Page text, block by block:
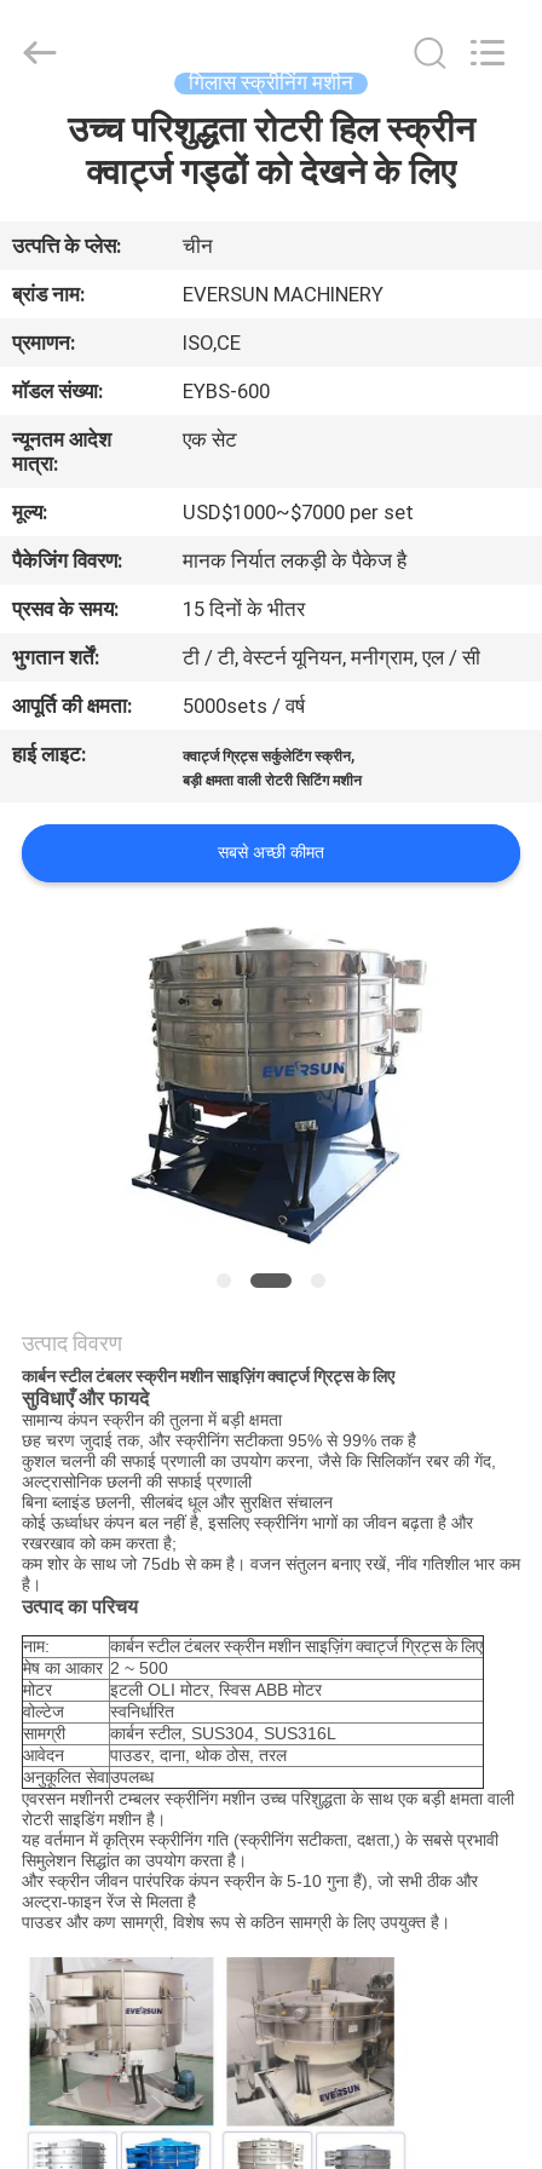
वीआर
दिखाएँ
हमारे
बारे
कारखाना
भ्रमण
गुणवत्ता
नियंत्रण
करें
नीति
गिलास स्क्रीनिंग मशीन
उच्च परिशुद्धता रोटरी हिल स्क्रीन
क्वार्ट्ज गड्ढों को देखने के लिए
उत्पत्ति के प्लेस:
चीन
ब्रांड नाम:
EVERSUN MACHINERY
प्रमाणन:
ISO,CE
मॉडल संख्या:
EYBS-600
न्यूनतम आदेश
मात्रा:
एक सेट
मूल्य:
USD$1000~$7000 per set
पैकेजिंग विवरण:
मानक निर्यात लकड़ी के पैकेज है
प्रसव के समय:
15 दिनों के भीतर
भुगतान शर्तें:
टी / टी, वेस्टर्न यूनियन, मनीग्राम, एल / सी
आपूर्ति की क्षमता:
5000sets / वर्ष
हाई लाइट:
क्वार्ट्ज ग्रिट्स सर्कुलेटिंग स्क्रीन,
बड़ी क्षमता वाली रोटरी सिटिंग मशीन
सबसे अच्छी कीमत
उत्पाद विवरण
कार्बन स्टील टंबलर स्क्रीन मशीन साइज़िंग क्वार्ट्ज ग्रिट्स के लिए
सुविधाएँ और फायदे
सामान्य कंपन स्क्रीन की तुलना में बड़ी क्षमता
छह चरण जुदाई तक, और स्क्रीनिंग सटीकता 95% से 99% तक है
कुशल चलनी की सफाई प्रणाली का उपयोग करना, जैसे कि सिलिकॉन रबर की गेंद,
अल्ट्रासोनिक छलनी की सफाई प्रणाली
बिना ब्लाइंड छलनी, सीलबंद धूल और सुरक्षित संचालन
कोई ऊर्ध्वाधर कंपन बल नहीं है, इसलिए स्क्रीनिंग भागों का जीवन बढ़ता है और
रखरखाव को कम करता है;
कम शोर के साथ जो 75db से कम है। वजन संतुलन बनाए रखें, नींव गतिशील भार कम
है।
उत्पाद का परिचय
नाम:
कार्बन स्टील टंबलर स्क्रीन मशीन साइज़िंग क्वार्ट्ज ग्रिट्स के लिए
मेष का आकार 2 ~ 500
मोटर
इटली OLI मोटर, स्विस ABB मोटर
वोल्टेज
स्वनिर्धारित
सामग्री
कार्बन स्टील, SUS304, SUS316L
आवेदन
पाउडर, दाना, थोक ठोस, तरल
अनुकूलित सेवाउपलब्ध
एवरसन मशीनरी टम्बलर स्क्रीनिंग मशीन उच्च परिशुद्धता के साथ एक बड़ी क्षमता वाली
रोटरी साइडिंग मशीन है।
यह वर्तमान में कृत्रिम स्क्रीनिंग गति (स्क्रीनिंग सटीकता, दक्षता,) के सबसे प्रभावी
सिमुलेशन सिद्धांत का उपयोग करता है।
और स्क्रीन जीवन पारंपरिक कंपन स्क्रीन के 5-10 गुना हैं), जो सभी ठीक और
अल्ट्रा-फाइन रेंज से मिलता है
पाउडर और कण सामग्री, विशेष रूप से कठिन सामग्री के लिए उपयुक्त है।